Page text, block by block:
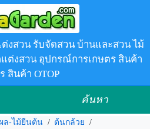
งสวน รับจัดสวน บ้านและสวน ไม้
ต่งสวน อุปกรณ์การเกษตร สินค้า
สินค้า OTOP
ค้นหา
ล-ไม้ยืนต้น / ต้นกล้วย /